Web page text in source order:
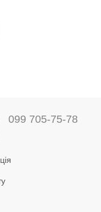
099 705-75-78